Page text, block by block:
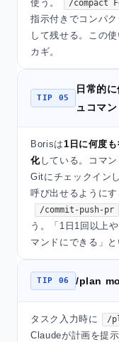
使う。
/compact
指示付きでコンパ
して残せる。この
カギ。
TIP 05
日常的
ュコマ
Borisは1日に何度
化している。コマン
Gitにチェックイン
呼び出せるように
/commit-push-pr
う。「1日1回以上
マンドにできる」
TIP 06 /plan
タスク入力時に /
Claudeが計画を提示